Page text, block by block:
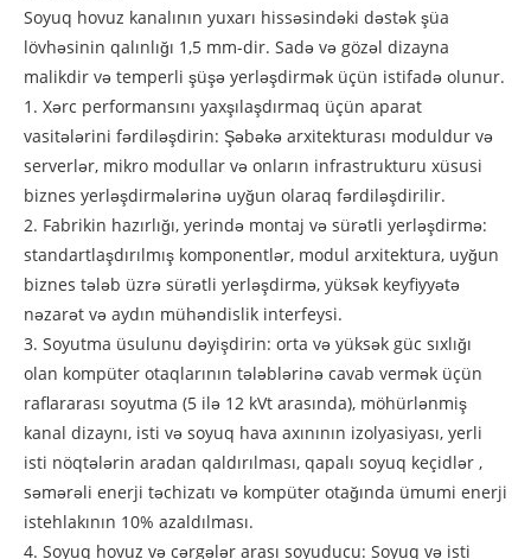
Soyuq hovuz kanalının yuxarı hissəsindəki dəstək şüa
lövhəsinin qalınlığı 1,5 mm-dir. Sadə və gözəl dizayna
malikdir və temperli şüşə yerləşdirmək üçün istifadə olunur.
1. Xərc performansını yaxşılaşdırmaq üçün aparat
vasitələrini fərdiləşdirin: Şəbəkə arxitekturası moduldur və
serverlər, mikro modullar və onların infrastrukturu xüsusi
biznes yerləşdirmələrinə uyğun olaraq fərdiləşdirilir.
2. Fabrikin hazırlığı, yerində montaj və sürətli yerləşdirmə:
standartlaşdırılmış komponentlər, modul arxitektura, uyğun
biznes tələb üzrə sürətli yerləşdirmə, yüksək keyfiyyətə
nəzarət və aydın mühəndislik interfeysi.
3. Soyutma üsulunu dəyişdirin: orta və yüksək güc sıxlığı
olan kompüter otaqlarının tələblərinə cavab vermək üçün
raflararası soyutma (5 ilə 12 kVt arasında), möhürlənmiş
kanal dizaynı, isti və soyuq hava axınının izolyasiyası, yerli
isti nöqtələrin aradan qaldırılması, qapalı soyuq keçidlər ,
səmərəli enerji təchizatı və kompüter otağında ümumi enerji
istehlakının 10% azaldılması.
4. Soyuq hovuz və cərgələr arası soyuducu: Soyuq və isti